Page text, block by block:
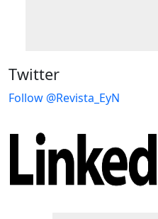
Twitter
Follow @Revista_EyN